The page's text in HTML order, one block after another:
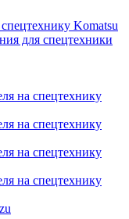
Komatsu
для спецтехники
на спецтехнику
на спецтехнику
на спецтехнику
на спецтехнику